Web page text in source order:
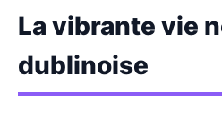
La vibrante vie
dublinoise